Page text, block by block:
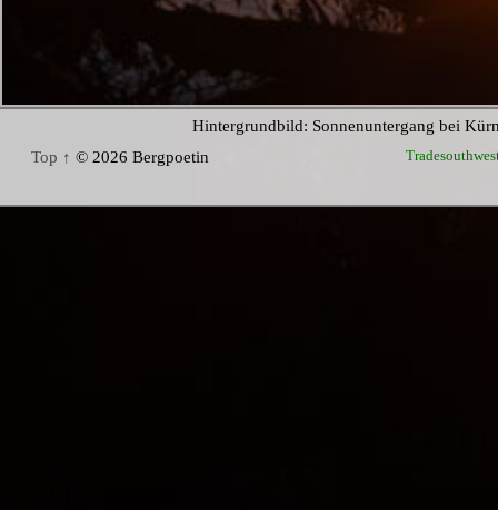
Hintergrundbild: Sonnenuntergang bei
Top ↑ © 2026 Bergpoetin